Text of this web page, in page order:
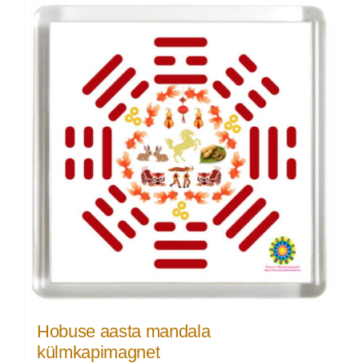
Hobuse aasta mandala
külmkapimagnet